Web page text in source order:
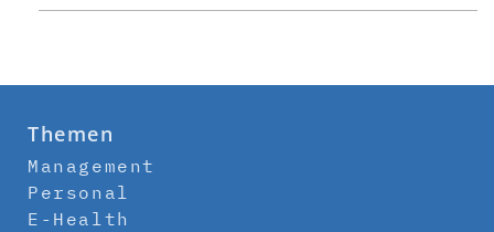
Themen
Management
Personal
E-Health